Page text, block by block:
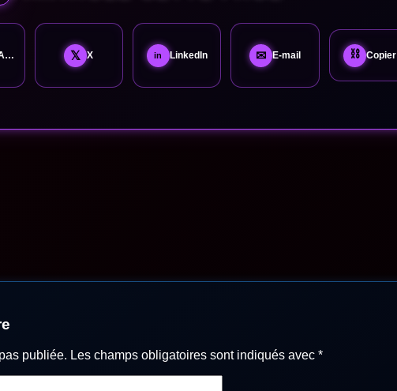
WhatsApp 𝕏 X in LinkedIn ✉ E-mail ⛓ Copier
publiée. Les champs obligatoires sont indiqués avec *